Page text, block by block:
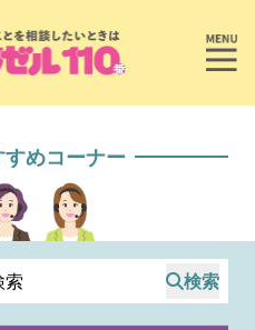
めコーナー
検索